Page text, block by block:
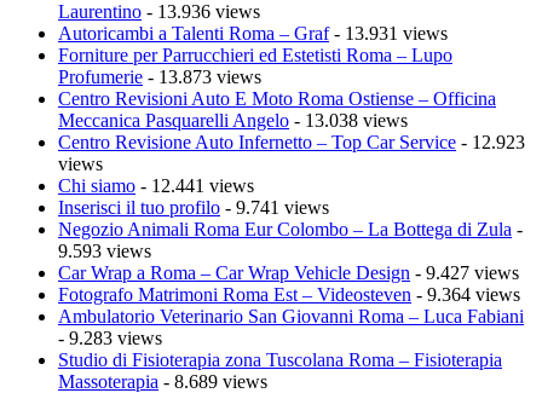
Laurentino - 13.936 views
Autoricambi a Talenti Roma – Graf- 13.931 views
Forniture per Parrucchieri ed Estetisti Roma – Lupo
Profumerie - 13.873 views
Centro Revisioni Auto E Moto Roma Ostiense – Officina
Meccanica Pasquarelli Angelo - 13.038 views
Centro Revisione Auto Infernetto – Top Car Service - 12.923
views
Chi siamo - 12.441 views
Inserisci il tuo profilo - 9.741 views
Negozio Animali Roma Eur Colombo – La Bottega di Zula -
9.593 views
Car Wrap a Roma – Car Wrap Vehicle Design - 9.427 views
Fotografo Matrimoni Roma Est – Videosteven - 9.364 views
Ambulatorio Veterinario San Giovanni Roma – Luca Fabiani
- 9.283 views
Studio di Fisioterapia zona Tuscolana Roma – Fisioterapia
Massoterapia - 8.689 views